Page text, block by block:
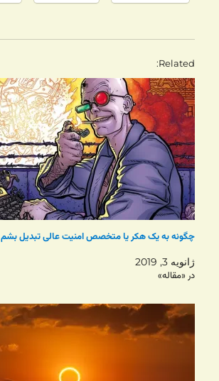
Related
چگونه به یک هکر یا متخصص امنیت عالی تبدیل بشم
ژانویه 3, 2019
در «مقاله»